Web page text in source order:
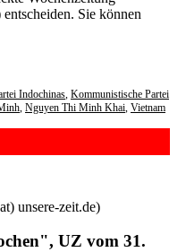
Sie können
Indochinas, Kommunistische Partei
, Nguyen Thi Minh Khai, Vietnam
unsere-zeit.de)
UZ vom 31.